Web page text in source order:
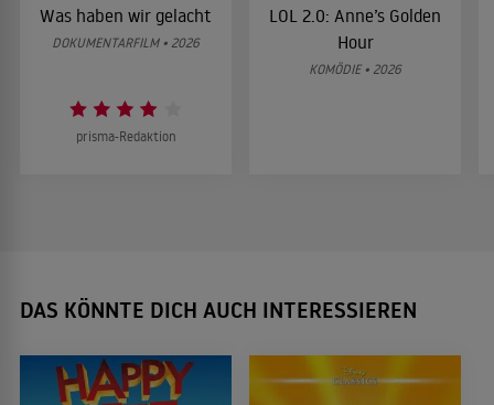
Was haben wir gelacht
DOKUMENTARFILM • 2026
prisma-Redaktion
LOL 2.0: Anne’s Golden
Hour
KOMÖDIE • 2026
DAS KÖNNTE DICH AUCH INTERESSIEREN